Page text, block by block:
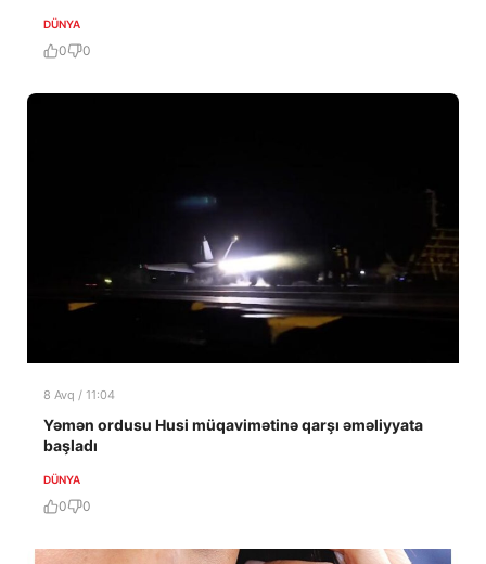
DÜNYA
0 0
8 Avq / 11:04
Yəmən ordusu Husi müqavimətinə qarşı əməliyyata
başladı
DÜNYA
0 0